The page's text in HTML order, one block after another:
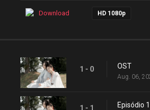
Download HD 1080p
1 - 0 OST
Aug. 06,
1 - 1 Episódio 1